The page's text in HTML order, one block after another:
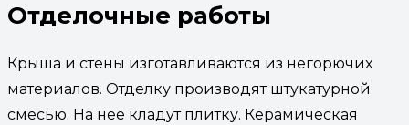
Отделочные работы
Крыша и стены изготавливаются из негорючих
материалов. Отделку производят штукатурной
смесью. На неё кладут плитку. Керамическая